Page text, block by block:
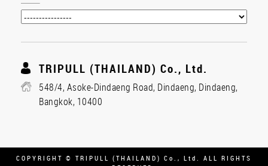
TRIPULL (THAILAND) Co., Ltd.
548/4, Asoke-Dindaeng Road, Dindaeng, Dindaeng,
Bangkok, 10400
COPYRIGHT © TRIPULL (THAILAND) Co., Ltd. ALL RIGHTS